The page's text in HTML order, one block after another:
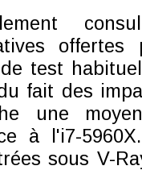
test
fait des
une
à l'i7-
sous V-